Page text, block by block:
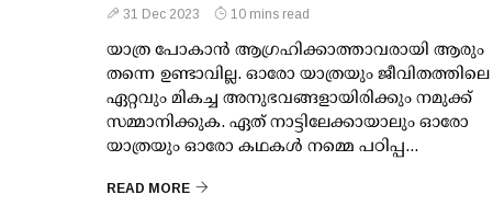
31 Dec 2023 10 mins read
യാത്ര പോകാന്‍ ആഗ്രഹിക്കാത്താവരായി ആരും
തന്നെ ഉണ്ടാവില്ല. ഓരോ യാത്രയും ജീവിതത്തിലെ
ഏറ്റവും മികച്ച അനുഭവങ്ങളായിരിക്കും നമുക്ക്
സമ്മാനിക്കുക. ഏത് നാട്ടിലേക്കായാലും ഓരോ
യാത്രയും ഓരോ കഥകള്‍ നമ്മെ പഠിപ്പ...
READ MORE